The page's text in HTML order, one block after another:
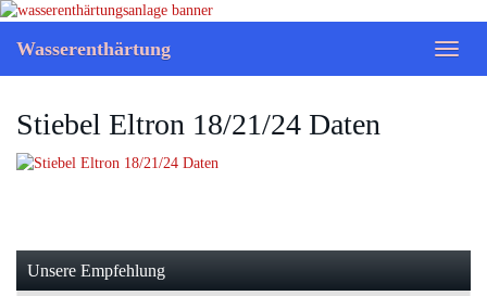
Skip
main
content
Toggle
Wasserenthärtung
Stiebel Eltron 18/21/24 Daten
Unsere Empfehlung